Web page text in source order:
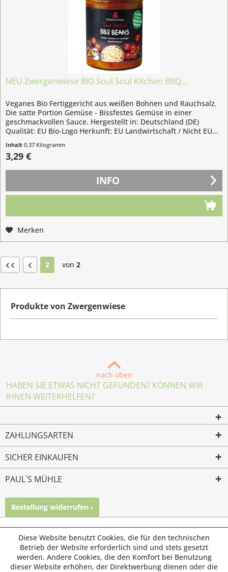
NEU Zwergenwiese BIO Soul Soul Kitchen BBQ...
Veganes Bio Fertiggericht aus weißen Bohnen und Rauchsalz.
Die satte Portion Gemüse - Bissfestes Gemüse in einer
geschmackvollen Sauce. Hergestellt in: Deutschland (DE)
Qualität: EU Bio-Logo Herkunft: EU Landwirtschaft / Nicht EU...
Inhalt0.37 Kilogramm
(8,89 € / 1 Kilogramm)
3,29 €
INFO
Merken
2 von 2
Produkte von Zwergenwiese
nach oben
HABEN SIE ETWAS NICHT GEFUNDEN? KÖNNEN WIR
IHNEN WEITERHELFEN?
ZAHLUNGSARTEN
SICHER EINKAUFEN
PAUL´S MÜHLE
Bestellung widerrufen ›
© Paul's Mühle | Inhaber: Christof Paul e.K. | Westring 2 |
45659 Recklinghausen
Fax: 02361 -28831 | E-Mail: info@pauls-muehle.de
Diese Website benutzt Cookies, die für den technischen
Betrieb der Website erforderlich sind und stets gesetzt
werden. Andere Cookies, die den Komfort bei Benutzung
dieser Website erhöhen, der Direktwerbung dienen oder die